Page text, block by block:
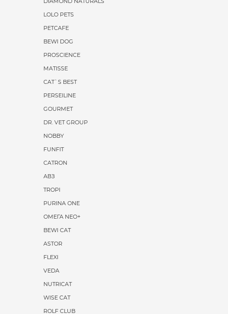
LOLO PETS
PETCAFE
BEWI DOG
PROSCIENCE
MATISSE
CAT`S BEST
PERSEILINE
GOURMET
DR. VET GROUP
NOBBY
FUNFIT
CATRON
АВЗ
TROPI
PURINA ONE
ОМЕГА NEO+
BEWI CAT
ASTOR
FLEXI
VEDA
NUTRICAT
WISE CAT
ROLF CLUB